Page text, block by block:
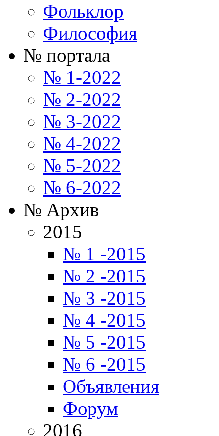
Фольклор
Философия
№ портала
№ 1-2022
№ 2-2022
№ 3-2022
№ 4-2022
№ 5-2022
№ 6-2022
№ Архив
2015
№ 1 -2015
№ 2 -2015
№ 3 -2015
№ 4 -2015
№ 5 -2015
№ 6 -2015
Объявления
Форум
2016